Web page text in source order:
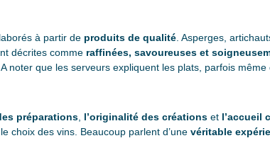
à partir de produits de qualité. Asperges,
décrites comme raffinées, savoureuses et
noter que les serveurs expliquent les plats, parfois même
préparations, l’originalité des créationset l’accueil
choix des vins. Beaucoup parlent d’une véritable